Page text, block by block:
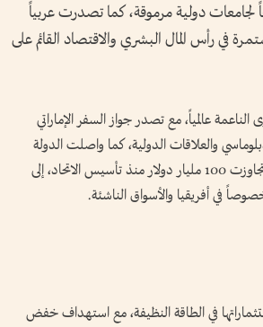
أن الإمارات تستضيف أكثر من 40 فرعاً لجامعات دولية مرموقة، كما تصدرت عربياً
المستمرة في رأس المال البشري والاقتصاد القائم على
عالمياً، مع تصدر جواز السفر الإماراتي
والعلاقات الدولية، كما واصلت الدولة
دورها التنموي والإنساني عالمياً، عبر استثمارات ومساعدات، تجاوزت 100 مليار دولار منذ تأسيس الاتحاد، إلى
في أفريقيا والأسواق الناشئة.
في الطاقة النظيفة، مع استهداف خفض